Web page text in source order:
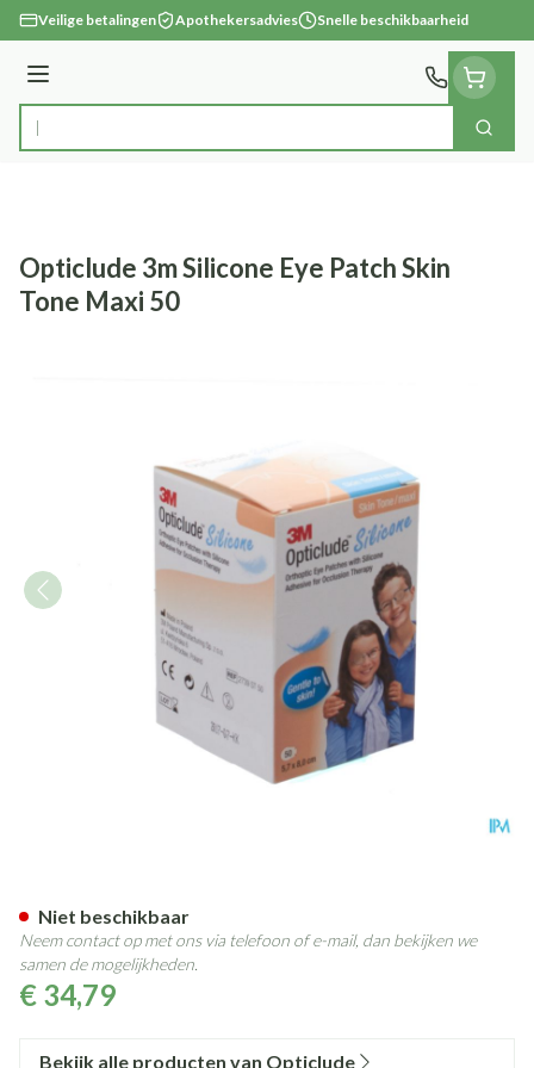
Ga naar de inhoud
Veilige betalingen Apothekersadvies Snelle beschikbaarheid
Menu
Product, merk, categorie... Zoek
Opticlude 3m Silicone Eye Patch Skin
Tone Maxi 50
€ 34,79
Niet beschikbaar
Neem contact op met ons via telefoon of e-mail, dan bekijken we
samen de mogelijkheden.
Bekijk alle producten van Opticlude